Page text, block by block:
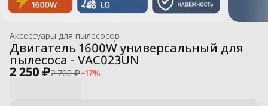
Аксессуары для пылесосов
Комплектующие для профессиональных моек высокого
Главная
Двигатель 1600W универсальный для
пылесоса - VAC023UN
2 250 ₽2 700 ₽−17%